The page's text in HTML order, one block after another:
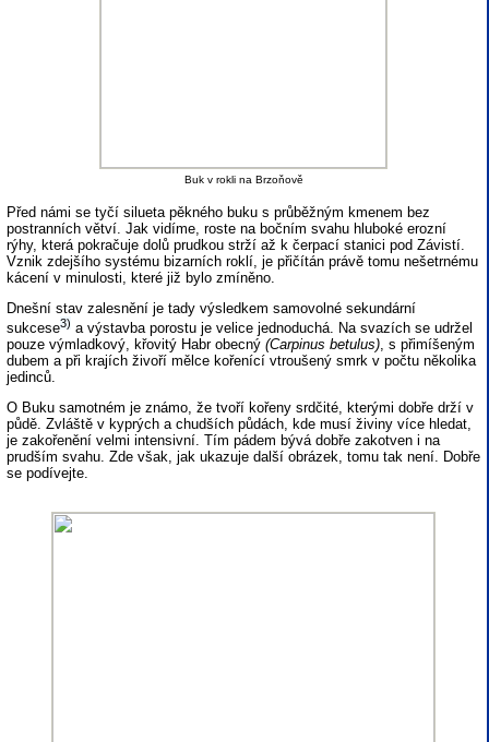
Buk v rokli na Brzoňově
Před námi se tyčí silueta pěkného buku s průběžným kmenem bez
postranních větví. Jak vidíme, roste na bočním svahu hluboké erozní
rýhy, která pokračuje dolů prudkou strží až k čerpací stanici pod Závistí.
Vznik zdejšího systému bizarních roklí, je přičítán právě tomu nešetrnému
kácení v minulosti, které již bylo zmíněno.
Dnešní stav zalesnění je tady výsledkem samovolné sekundární
sukcese3) a výstavba porostu je velice jednoduchá. Na svazích se udržel
pouze výmladkový, křovitý Habr obecný (Carpinus betulus) , s přimíšeným
dubem a při krajích živoří mělce kořenící vtroušený smrk v počtu několika
jedinců.
O Buku samotném je známo, že tvoří kořeny srdčité, kterými dobře drží v
půdě. Zvláště v kyprých a chudších půdách, kde musí živiny více hledat,
je zakořenění velmi intensivní. Tím pádem bývá dobře zakotven i na
prudším svahu. Zde však, jak ukazuje další obrázek, tomu tak není. Dobře
se podívejte.